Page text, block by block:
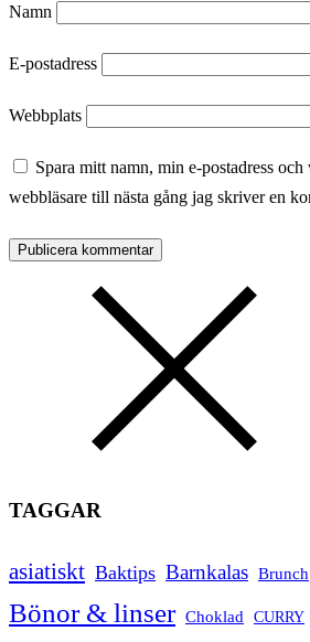
Namn
E-postadress
Webbplats
Spara mitt namn, min e-postadress
webbläsare till nästa gång jag skriver en
TAGGAR
asiatiskt Baktips Barnkalas Brunch
Bönor & linser Choklad CURRY